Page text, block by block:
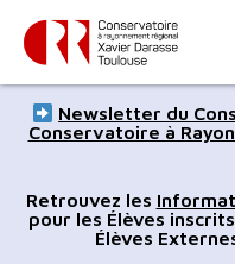
Panneau de gestion des
Aller
au
principal
à
Newsletter du
Conservatoire à
Retrouvez les
pour les Élèves
Élèves